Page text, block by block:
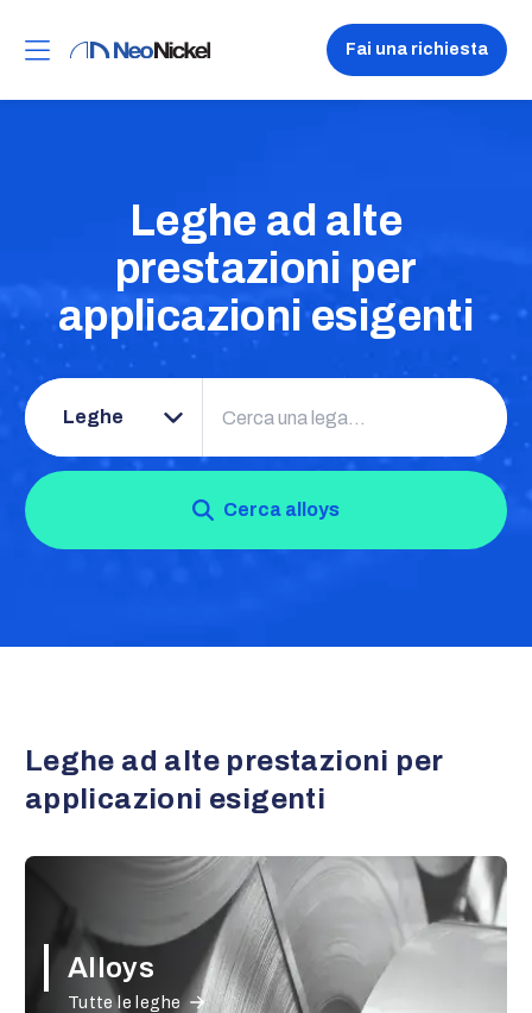
Fai una richiesta
Leghe ad alte
prestazioni per
applicazioni esigenti
Cerca alloys
Leghe ad alte prestazioni per
applicazioni esigenti
Alloys
Tutte le leghe